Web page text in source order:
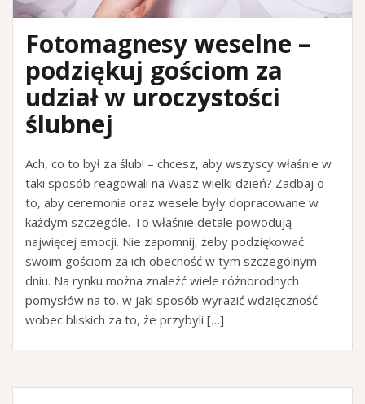
Fotomagnesy weselne –
podziękuj gościom za
udział w uroczystości
ślubnej
Ach, co to był za ślub! – chcesz, aby wszyscy właśnie w
taki sposób reagowali na Wasz wielki dzień? Zadbaj o
to, aby ceremonia oraz wesele były dopracowane w
każdym szczególe. To właśnie detale powodują
najwięcej emocji. Nie zapomnij, żeby podziękować
swoim gościom za ich obecność w tym szczególnym
dniu. Na rynku można znaleźć wiele różnorodnych
pomysłów na to, w jaki sposób wyrazić wdzięczność
wobec bliskich za to, że przybyli […]